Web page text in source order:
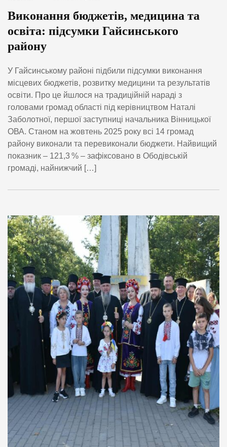
Виконання бюджетів, медицина та
освіта: підсумки Гайсинського
району
У Гайсинському районі підбили підсумки виконання
місцевих бюджетів, розвитку медицини та результатів
освіти. Про це йшлося на традиційній нараді з
головами громад області під керівництвом Наталі
Заболотної, першої заступниці начальника Вінницької
ОВА. Станом на жовтень 2025 року всі 14 громад
району виконали та перевиконали бюджети. Найвищий
показник – 121,3 % – зафіксовано в Ободівській
громаді, найнижчий […]